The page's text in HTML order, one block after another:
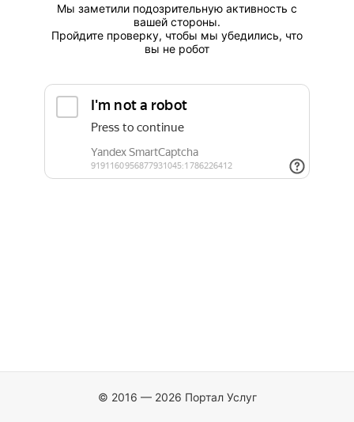
Мы заметили подозрительную активность с
вашей стороны.
Пройдите проверку, чтобы мы убедились, что
вы не робот
© 2016 — 2026 Портал Услуг